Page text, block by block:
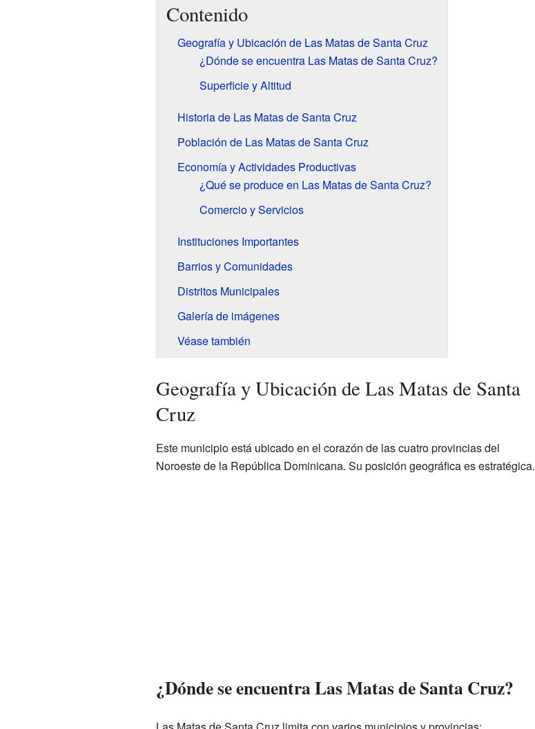
Contenido
Geografía y Ubicación de Las Matas de Santa Cruz
¿Dónde se encuentra Las Matas de Santa Cruz?
Superficie y Altitud
Historia de Las Matas de Santa Cruz
Población de Las Matas de Santa Cruz
Economía y Actividades Productivas
¿Qué se produce en Las Matas de Santa Cruz?
Comercio y Servicios
Instituciones Importantes
Barrios y Comunidades
Distritos Municipales
Galería de imágenes
Véase también
Geografía y Ubicación de Las Matas de Santa
Cruz
Este municipio está ubicado en el corazón de las cuatro provincias del
Noroeste de la República Dominicana. Su posición geográfica es estratégica.
¿Dónde se encuentra Las Matas de Santa Cruz?